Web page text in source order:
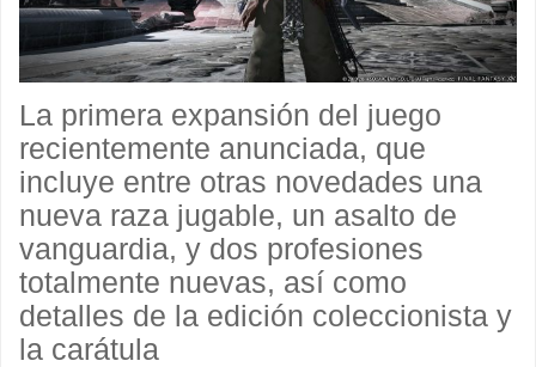
La primera expansión del juego
recientemente anunciada, que
incluye entre otras novedades una
nueva raza jugable, un asalto de
vanguardia, y dos profesiones
totalmente nuevas, así como
detalles de la edición coleccionista y
la carátula